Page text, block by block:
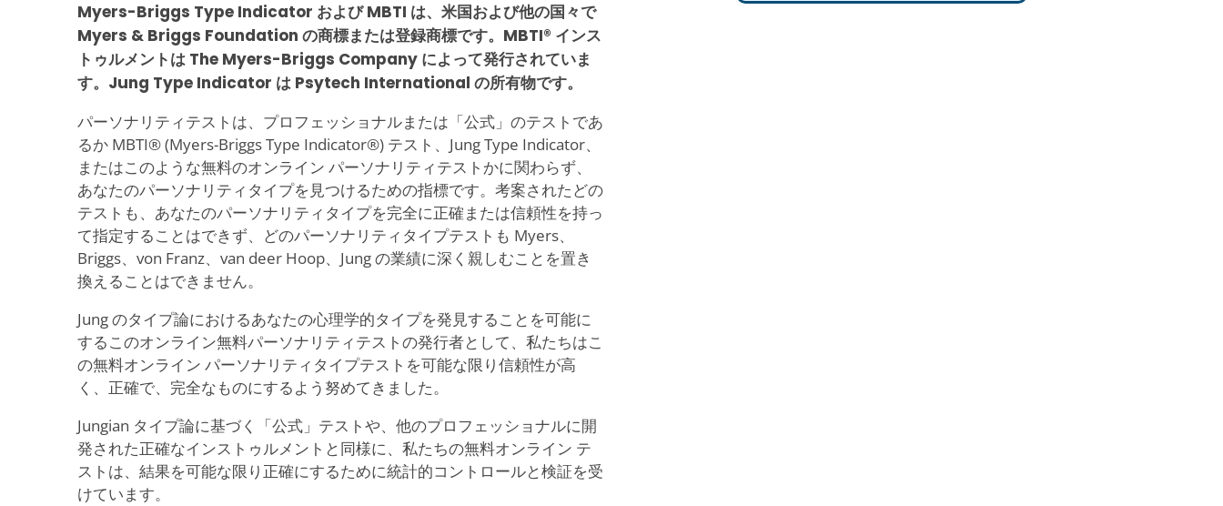
Myers-Briggs Type Indicator および MBTI は、米国および他の国々で
Myers & Briggs Foundation の商標または登録商標です。MBTI® インス
トゥルメントは The Myers-Briggs Company によって発行されていま
す。Jung Type Indicator は Psytech International の所有物です。
パーソナリティテストは、プロフェッショナルまたは「公式」のテストであ
るか MBTI® (Myers-Briggs Type Indicator®) テスト、Jung Type Indicator、
またはこのような無料のオンライン パーソナリティテストかに関わらず、
あなたのパーソナリティタイプを見つけるための指標です。考案されたどの
テストも、あなたのパーソナリティタイプを完全に正確または信頼性を持っ
て指定することはできず、どのパーソナリティタイプテストも Myers、
Briggs、von Franz、van deer Hoop、Jung の業績に深く親しむことを置き
換えることはできません。
Jung のタイプ論におけるあなたの心理学的タイプを発見することを可能に
するこのオンライン無料パーソナリティテストの発行者として、私たちはこ
の無料オンライン パーソナリティタイプテストを可能な限り信頼性が高
く、正確で、完全なものにするよう努めてきました。
Jungian タイプ論に基づく「公式」テストや、他のプロフェッショナルに開
発された正確なインストゥルメントと同様に、私たちの無料オンライン テ
ストは、結果を可能な限り正確にするために統計的コントロールと検証を受
けています。